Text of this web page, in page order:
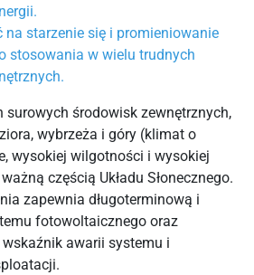
na starzenie się i promieniowanie
stosowania w wielu trudnych
surowych środowisk zewnętrznych,
wybrzeża i góry (klimat o
wysokiej wilgotności i wysokiej
częścią Układu Słonecznego.
zapewnia długoterminową i
fotowoltaicznego oraz
awarii systemu i